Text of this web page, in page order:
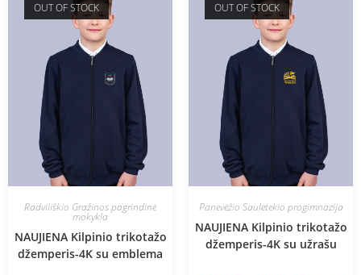
OUT OF STOCK
Radviliškio Gražinos pagrindinė
mokykla
NAUJIENA Kilpinio trikotažo
džemperis-4K su emblema
OUT OF STOCK
Panevėžio Saulėtekio progimnazija
NAUJIENA Kilpinio trikotažo
džemperis-4K su užrašu